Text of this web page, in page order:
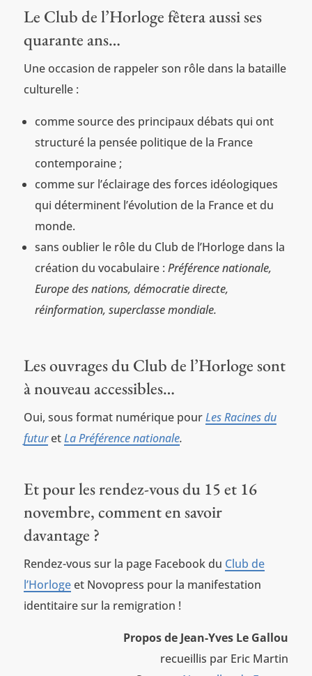
Le Club de l’Horloge fêtera aussi ses
quarante ans…
Une occasion de rappeler son rôle dans la bataille
culturelle :
comme source des principaux débats qui ont
structuré la pensée politique de la France
contemporaine ;
comme sur l’éclairage des forces idéologiques
qui déterminent l’évolution de la France et du
monde.
sans oublier le rôle du Club de l’Horloge dans la
création du vocabulaire : Préférence nationale,
Europe des nations, démocratie directe,
réinformation, superclasse mondiale.
Les ouvrages du Club de l’Horloge sont
à nouveau accessibles…
Oui, sous format numérique pourLes Racines du
futuretLa Préférence nationale.
Et pour les rendez-vous du 15 et 16
novembre, comment en savoir
davantage ?
Rendez-vous sur la page Facebook du Club de
l’Horlogeet Novopress pour la manifestation
identitaire sur la remigration !
Propos de Jean-Yves Le Gallou
recueillis par Eric Martin